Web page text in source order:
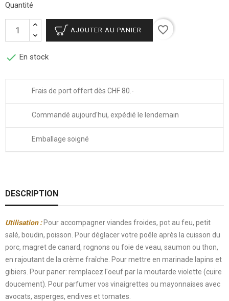
Quantité
AJOUTER AU PANIER favorite_border
 En stock
Frais de port offert dès CHF 80.-
Commandé aujourd'hui, expédié le lendemain
Emballage soigné
DESCRIPTION
Utilisation : Pour accompagner viandes froides, pot au feu, petit
salé, boudin, poisson. Pour déglacer votre poêle après la cuisson du
porc, magret de canard, rognons ou foie de veau, saumon ou thon,
en rajoutant de la crème fraîche. Pour mettre en marinade lapins et
gibiers. Pour paner: remplacez l'oeuf par la moutarde violette (cuire
doucement). Pour parfumer vos vinaigrettes ou mayonnaises avec
avocats, asperges, endives et tomates.